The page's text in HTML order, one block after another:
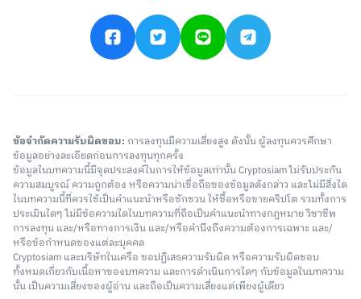
ข้อจำกัดความรับผิดชอบ: การลงทุนมีความเสี่ยงสูง ดังนั้น ผู้ลงทุนควรศึกษา
ข้อมูลอย่างละเอียดก่อนการลงทุนทุกครั้ง
ข้อมูลในบทความนี้มีจุดประสงค์ในการให้ข้อมูลเท่านั้น Cryptosiam ไม่รับประกัน
ความสมบูรณ์ ความถูกต้อง หรือความน่าเชื่อถือของข้อมูลดังกล่าว และไม่มีสิ่งใด
ในบทความนี้ที่ควรใช้เป็นคำแนะนำหรือชักชวน ให้ซื้อหรือขายคริปโต รวมทั้งการ
ประเมินใดๆ ไม่มีข้อความใดในบทความที่ถือเป็นคำแนะนำทางกฎหมาย วิชาชีพ
การลงทุน และ/หรือทางการเงิน และ/หรือคำนึงถึงความต้องการเฉพาะ และ/
หรือข้อกำหนดของแต่ละบุคคล
Cryptosiam และบริษัทในเครือ ขอปฏิเสธความรับผิด หรือความรับผิดชอบ
ทั้งหมดเกี่ยวกับเนื้อหาของบทความ และการดำเนินการใดๆ กับข้อมูลในบทความ
นั้น เป็นความเสี่ยงของผู้อ่าน และถือเป็นความเสี่ยงแต่เพียงผู้เดียว